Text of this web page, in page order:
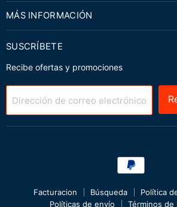
MÁS INFORMACIÓN
SUSCRÍBETE
Recibe ofertas y promociones
Dirección de correo electrónico
Facturacion Búsqueda
Política
Políticas de envío
Términos de